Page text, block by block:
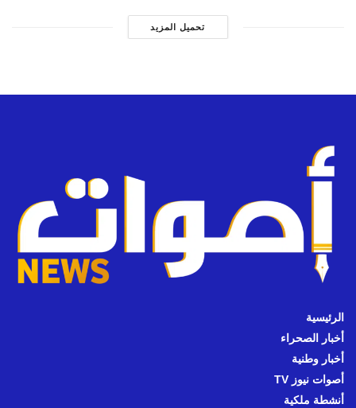
تحميل المزيد
الرئيسية
أخبار الصحراء
أخبار وطنية
أصوات نيوز TV
أنشطة ملكية